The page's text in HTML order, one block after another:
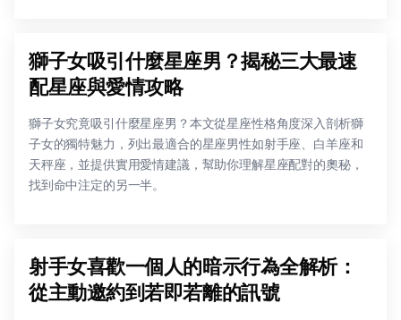
獅子女吸引什麼星座男？揭秘三大最速
配星座與愛情攻略
獅子女究竟吸引什麼星座男？本文從星座性格角度深入剖析獅
子女的獨特魅力，列出最適合的星座男性如射手座、白羊座和
天秤座，並提供實用愛情建議，幫助你理解星座配對的奧秘，
找到命中注定的另一半。
射手女喜歡一個人的暗示行為全解析：
從主動邀約到若即若離的訊號